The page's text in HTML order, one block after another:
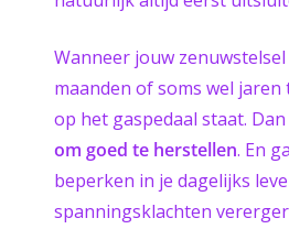
Wanneer jouw
maanden of soms wel jaren
op het gaspedaal staat.
om goed te herstellen. En
beperken in je dagelijks
spanningsklachten